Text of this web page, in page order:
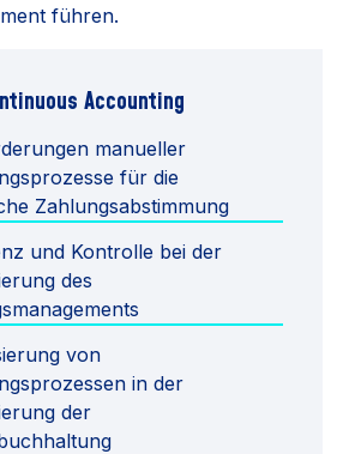
führen.
Accounting
manueller
für die
Zahlungsabstimmung
und Kontrolle bei der
des
von
in der
der